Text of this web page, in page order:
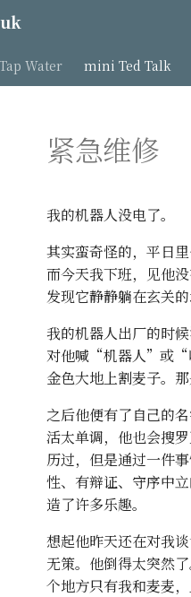
Tap Water mini Ted Talk
紧急维修
我的机器人没电了。
其实蛮奇怪的，平日
而今天我下班，见他
发现它静静躺在玄关
我的机器人出厂的时
对他喊“机器人”或“
金色大地上割麦子。
之后他便有了自己的
活太单调，他也会搜
历过，但是通过一件
性、有辩证、守序中
造了许多乐趣。
想起他昨天还在对我
无策。他倒得太突然
个地方只有我和麦麦